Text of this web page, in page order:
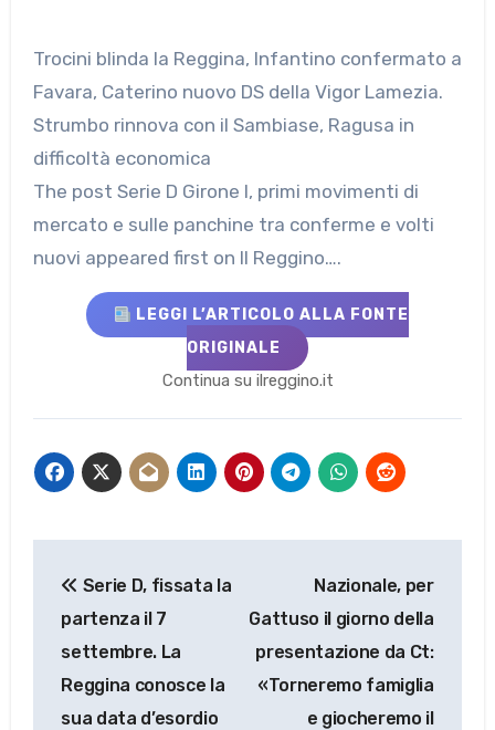
Trocini blinda la Reggina, Infantino confermato a
Favara, Caterino nuovo DS della Vigor Lamezia.
Strumbo rinnova con il Sambiase, Ragusa in
difficoltà economica
The post Serie D Girone I, primi movimenti di
mercato e sulle panchine tra conferme e volti
nuovi appeared first on Il Reggino….
LEGGI L’ARTICOLO ALLA FONTE
ORIGINALE
Continua su ilreggino.it
articoli
Serie D, fissata la
partenza il 7
settembre. La
Reggina conosce la
sua data d’esordio
Nazionale, per
Gattuso il giorno della
presentazione da Ct:
«Torneremo famiglia
e giocheremo il